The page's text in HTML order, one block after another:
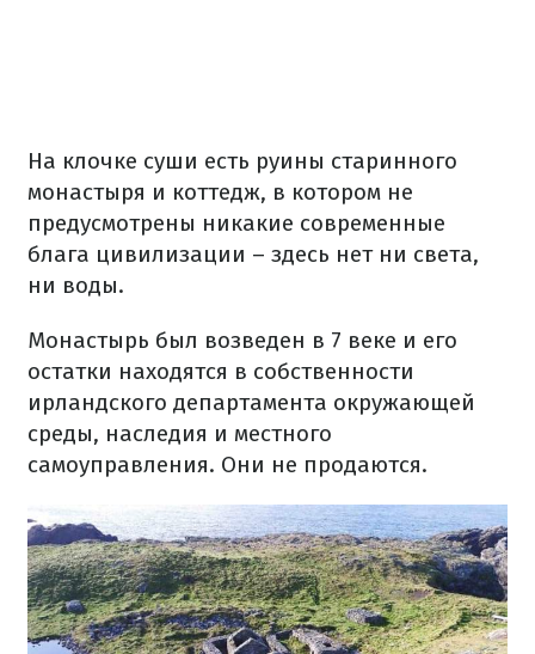
На клочке суши есть руины старинного
монастыря и коттедж, в котором не
предусмотрены никакие современные
блага цивилизации – здесь нет ни света,
ни воды.
Монастырь был возведен в 7 веке и его
остатки находятся в собственности
ирландского департамента окружающей
среды, наследия и местного
самоуправления. Они не продаются.